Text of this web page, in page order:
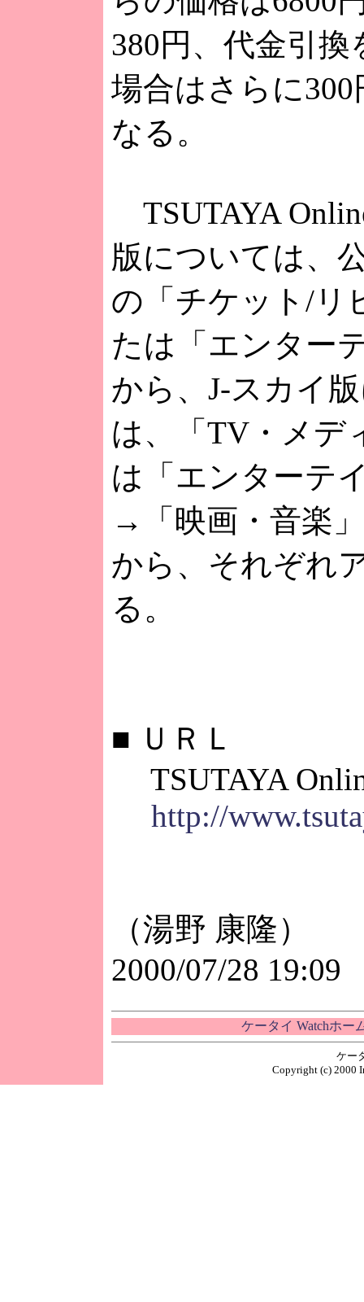
380円、代金引換
場合はさらに
なる。
TSUTAYA
版については、
の「チケット/リ
たは「エンター
から、J-スカイ
は、「TV・メデ
は「エンターテ
→「映画・音楽
から、それぞれ
る。
■ ＵＲＬ
TSUTAYA
http://
（湯野 康隆）
2000/07/28 19:09
ケータイ Watchホー
ケー
Copyright (c) 2000